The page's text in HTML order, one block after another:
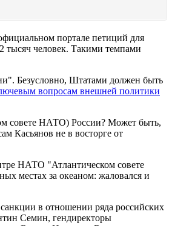
портале петиций для
тысяч человек. Такими темпами
Безусловно, Штатами должен быть
вопросам внешней политики
совете НАТО) России? Может быть,
Касьянов не в восторге от
НАТО "Атлантическом совете
местах за океаном: жаловался и
в отношении ряда российских
Семин, гендиректоры